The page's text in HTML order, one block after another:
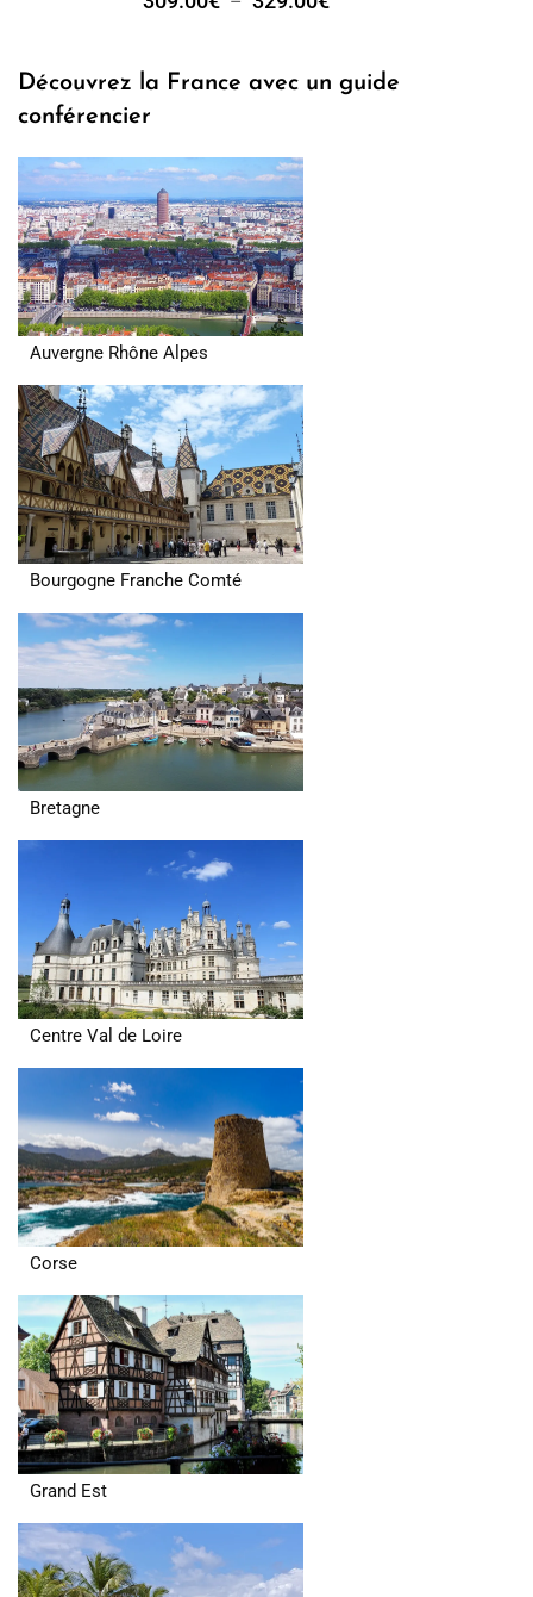
Découvrez la France avec un guide
conférencier
Auvergne Rhône Alpes
Bourgogne Franche Comté
Bretagne
Centre Val de Loire
Corse
Grand Est